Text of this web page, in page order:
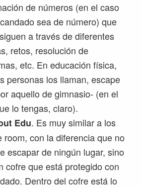
de números (en el caso
sea de número) que
a través de diferentes
retos, resolución de
etc. En educación física,
personas los llaman, escape
aquello de gimnasio- (en el
lo tengas, claro).
Edu. Es muy similar a los
room, con la diferencia que no
escapar de ningún lugar, sino
cofre que está protegido con
Dentro del cofre está lo